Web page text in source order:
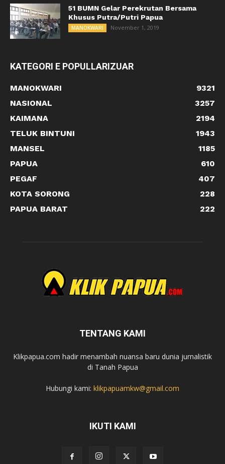
51 BUMN Gelar Perekrutan Bersama
Khusus Putra/Putri Papua
MANOKWARI November 1, 2019
KATEGORI E POPULLARIZUAR
MANOKWARI
9321
NASIONAL
3257
KAIMANA
2194
TELUK BINTUNI
1943
MANSEL
1185
PAPUA
610
PEGAF
407
KOTA SORONG
228
PAPUA BARAT
222
TENTANG KAMI
Klikpapua.com hadir menambah nuansa baru dunia jurnalistik
di Tanah Papua
Hubungi kami: klikpapuamkw@gmail.com
IKUTI KAMI